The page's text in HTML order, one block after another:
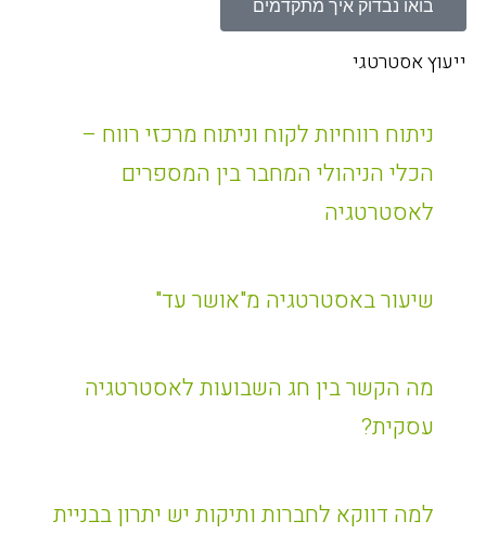
בואו נבדוק איך מתקדמים
ייעוץ אסטרטגי
ניתוח רווחיות לקוח וניתוח מרכזי רווח –
הכלי הניהולי המחבר בין המספרים
לאסטרטגיה
שיעור באסטרטגיה מ"אושר עד"
מה הקשר בין חג השבועות לאסטרטגיה
עסקית?
למה דווקא לחברות ותיקות יש יתרון בבניית